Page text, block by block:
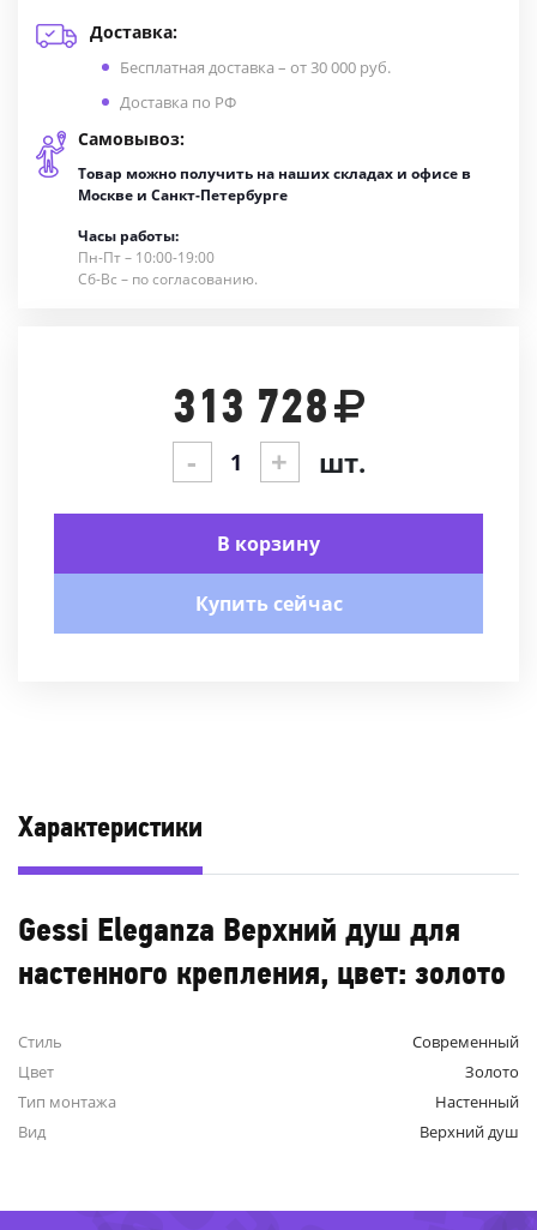
Доставка:
Бесплатная доставка – от 30 000 руб.
Доставка по РФ
Самовывоз:
Товар можно получить на наших складах и офисе в
Москве и Санкт-Петербурге
Часы работы:
Пн-Пт – 10:00-19:00
Сб-Вс – по согласованию.
313 728
- + шт.
В корзину
Купить сейчас
Характеристики
Gessi Eleganza Верхний душ для
настенного крепления, цвет: золото
Стиль
Современный
Цвет
Золото
Тип монтажа
Настенный
Вид
Верхний душ